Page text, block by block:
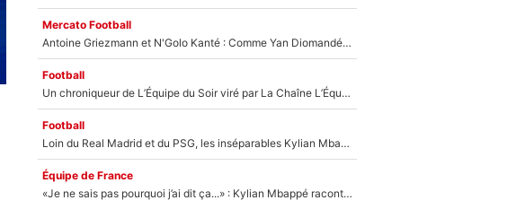
Mercato Football
Antoine Griezmann et N'Golo Kanté : Comme Yan Diomandé, les deux champions du monde ont refusé de signer au PSG !
Football
Un chroniqueur de L’Équipe du Soir viré par La Chaîne L’Équipe : Même Olivier Ménard n’avait pas pu empêcher son départ, «je l’ai appris sur Twitter, je l’ai vécu assez mal»
Football
Loin du Real Madrid et du PSG, les inséparables Kylian Mbappé et Achraf Hakimi changent d'équipe le temps d'une journée !
Équipe de France
«Je ne sais pas pourquoi j’ai dit ça...» : Kylian Mbappé raconte sa première rencontre avec Zinédine Zidane (et c’est très drôle)